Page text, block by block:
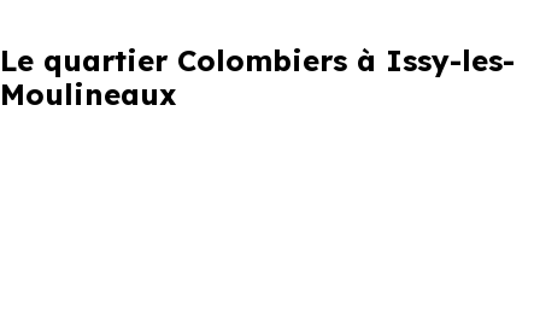
Le quartier Colombiers à Issy-les-
Moulineaux